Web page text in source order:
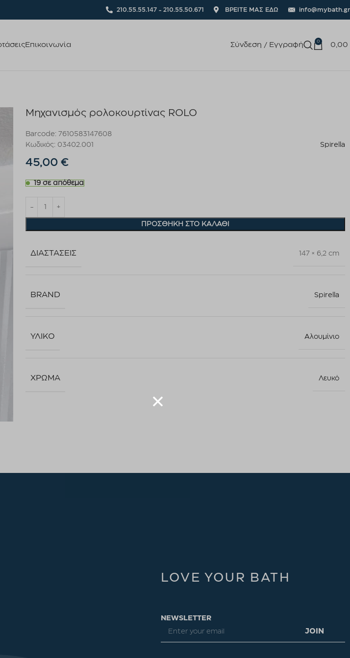
210.55.55.147 - 210.55.50.671 ΒΡΕΙΤΕ ΜΑΣ ΕΔΩ info@mybath.gr
Επικοινωνία Σύνδεση / Εγγραφή 0 0,00
Μηχανισμός ρολοκουρτίνας ROLO
Barcode: 7610583147608
Κωδικός: 03402.001
Spirella
45,00 €
19 σε απόθεμα
ΠΡΟΣΘΉΚΗ ΣΤΟ ΚΑΛΆΘΙ
ΔΙΑΣΤΆΣΕΙΣ 147 × 6,2 cm
BRAND Spirella
ΥΛΙΚΌ Αλουμίνιο
ΧΡΏΜΑ Λευκό
LOVE YOUR BATH
NEWSLETTER
JOIN